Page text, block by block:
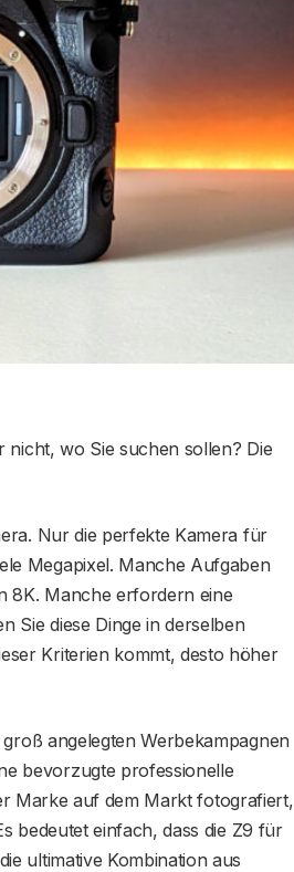
nicht, wo Sie suchen sollen? Die
Nur die perfekte Kamera für
Megapixel. Manche Aufgaben
8K. Manche erfordern eine
Sie diese Dinge in derselben
Kriterien kommt, desto höher
angelegten Werbekampagnen
bevorzugte professionelle
Marke auf dem Markt fotografiert,
bedeutet einfach, dass die Z9 für
ultimative Kombination aus